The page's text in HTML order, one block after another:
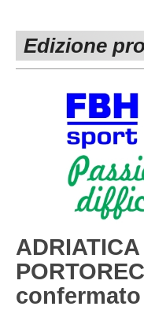
1^ CATEGORIA
3^ CATEGORIA
GIOVANILI
Edizione
ADRIATICA